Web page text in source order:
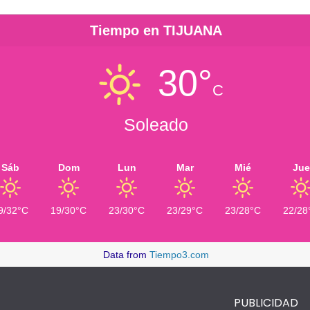
Tiempo en TIJUANA
30°C
Soleado
Sáb
32°C
Dom
19/30°C
Lun
23/30°C
Mar
23/29°C
Mié
23/28°C
Jue
22/
Data from Tiempo3.com
PUBLICIDAD